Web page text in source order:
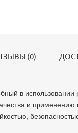
(0)
в использовании
и